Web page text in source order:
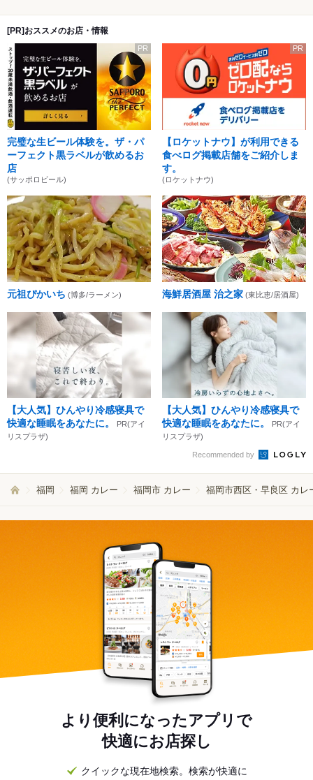
[PR]おススメのお店・情報
PR
完璧な生ビール体験を。ザ・パ
ーフェクト黒ラベルが飲めるお
店
(サッポロビール)
PR
【ロケットナウ】が利用できる
食べログ掲載店舗をご紹介しま
す。
(ロケットナウ)
元祖ぴかいち (博多/ラーメン) 海鮮居酒屋 治之家 (東比恵/居酒屋)
【大人気】ひんやり冷感寝具で
快適な睡眠をあなたに。
PR(アイ
リスプラザ)
【大人気】ひんやり冷感寝具で
快適な睡眠をあなたに。
PR(アイ
リスプラザ)
Recommended by
福岡 福岡 カレー 福岡市 カレー 福岡市西区・早良区 カレ
より便利になったアプリで
快適にお店探し
クイックな現在地検索。検索が快適に